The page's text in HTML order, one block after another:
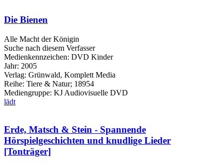
Die Bienen
Alle Macht der Königin
Suche nach diesem Verfasser
Medienkennzeichen: DVD Kinder
Jahr: 2005
Verlag: Grünwald, Komplett Media
Reihe: Tiere & Natur; 18954
Mediengruppe: KJ Audiovisuelle DVD
lädt
Erde, Matsch & Stein - Spannende
Hörspielgeschichten und knudlige Lieder
[Tonträger]